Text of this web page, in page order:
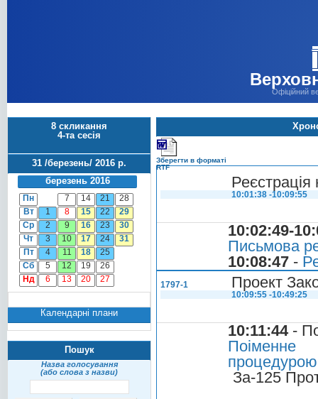
Офіційний
8 скликання
4-та сесія
31 /березень/ 2016 р.
березень 2016
Пн 7 14 21
28
Вт
1 8 15 22
29
Ср
2 9 16 23
30
Чт
3 10 17 24
31
Пт
4 11 18
25
Сб
5 12 19
26
Нд
6 13 20 27
Календарні плани
Пошук
Назва голосування
(або слова з назви)
Зберегти в форматі
RTF
Реєстрація
10:01:38 -10:09:55
10:02:49-
Письмова
10:08:47 -
1797-1 Проект
10:09:55 -10:49:25
10:11:44-
Поіменне
За-125